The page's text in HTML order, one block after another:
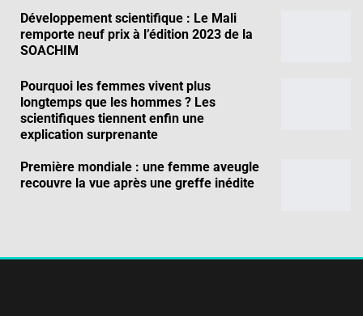
Développement scientifique : Le Mali
remporte neuf prix à l’édition 2023 de la
SOACHIM
Pourquoi les femmes vivent plus
longtemps que les hommes ? Les
scientifiques tiennent enfin une
explication surprenante
Première mondiale : une femme aveugle
recouvre la vue après une greffe inédite